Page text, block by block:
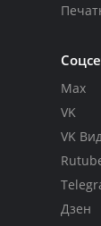
Max
VK
VK
Дзен